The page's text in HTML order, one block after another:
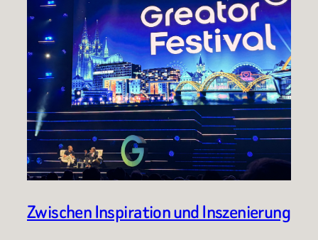
Zwischen Inspiration und Inszenierung